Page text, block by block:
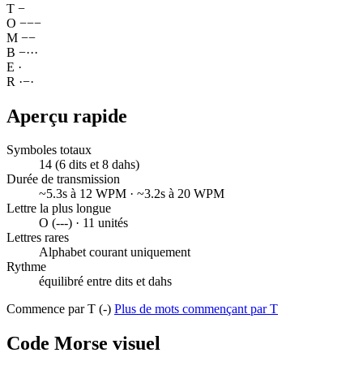
T −
O −−−
M −−
B −···
E ·
R ·−·
Aperçu rapide
Symboles totaux
14 (6 dits et 8 dahs)
Durée de transmission
~5.3s à 12 WPM · ~3.2s à 20 WPM
Lettre la plus longue
O (---) · 11 unités
Lettres rares
Alphabet courant uniquement
Rythme
équilibré entre dits et dahs
Commence par T (-) Plus de mots commençant par T
Code Morse visuel